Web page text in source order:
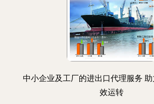
中小企业及工厂的进出口代理服务
效运转